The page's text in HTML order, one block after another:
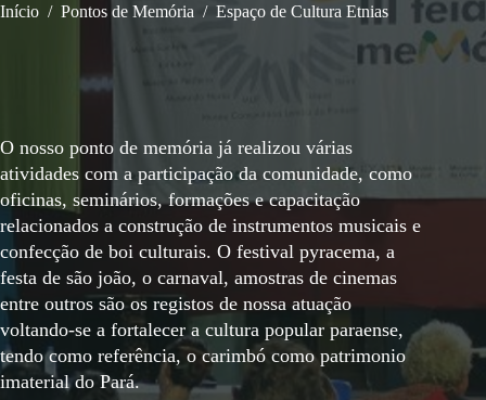
Início / Pontos de Memória / Espaço de Cultura Etnias
O nosso ponto de memória já realizou várias
atividades com a participação da comunidade, como
oficinas, seminários, formações e capacitação
relacionados a construção de instrumentos musicais e
confecção de boi culturais. O festival pyracema, a
festa de são joão, o carnaval, amostras de cinemas
entre outros são os registos de nossa atuação
voltando-se a fortalecer a cultura popular paraense,
tendo como referência, o carimbó como patrimonio
imaterial do Pará.